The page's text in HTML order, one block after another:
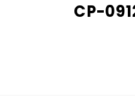
CP-